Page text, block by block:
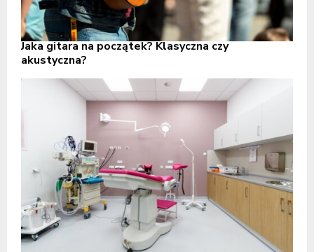
Jaka gitara na początek? Klasyczna czy
akustyczna?